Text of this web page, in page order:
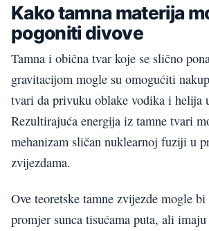
Kako tamna materija
pogoniti divove
Tamna i obična tvar koje se slično
gravitacijom mogle su omogućiti
tvari da privuku oblake vodika i helija
Rezultirajuća energija iz tamne tvari
mehanizam sličan nuklearnoj fuziji u
zvijezdama.
Ove teoretske tamne zvijezde mogle
promjer sunca tisućama puta, ali